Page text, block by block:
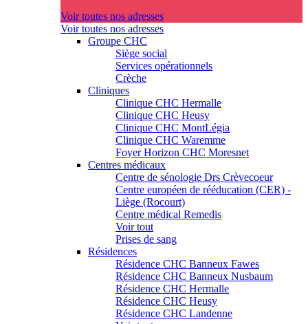
Voir toutes nos adresses
Voir toutes nos adresses
Groupe CHC
Siège social
Services opérationnels
Crèche
Cliniques
Clinique CHC Hermalle
Clinique CHC Heusy
Clinique CHC MontLégia
Clinique CHC Waremme
Foyer Horizon CHC Moresnet
Centres médicaux
Centre de sénologie Drs Crèvecoeur
Centre européen de rééducation (CER) -
Liège (Rocourt)
Centre médical Remedis
Voir tout
Prises de sang
Résidences
Résidence CHC Banneux Fawes
Résidence CHC Banneux Nusbaum
Résidence CHC Hermalle
Résidence CHC Heusy
Résidence CHC Landenne